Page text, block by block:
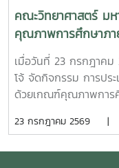
คณะวิทยาศาสตร์ มห
คุณภาพการศึกษาภา
ประจำปีการศึกษา
เมื่อวันที่ 23 กรกฎาคม
โจ้ จัดกิจกรรม การปร
ด้วยเกณฑ์คุณภาพการศึ
EdPEx) ประจำปีการศึ
23 กรกฎาคม 2569 |